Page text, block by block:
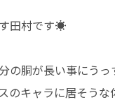
田村です☀️
の胴が長い事にうっ
のキャラに居そうな